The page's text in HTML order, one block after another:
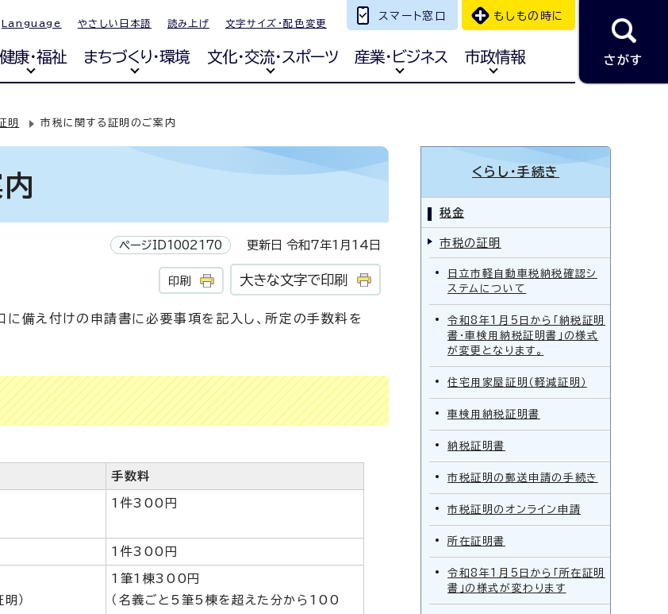
Language やさしい日本語 読み上げ 文字サイズ・配色変更
スマート窓口 もしもの時に
健康・福祉 まちづくり・環境 文化・交流・スポーツ 産業・ビジネス 市政情報 さがす
明 市税に関する証明のご案内
ページID1002170 更新日 令和7年1月14日
印刷 大きな文字で印刷
備え付けの申請書に必要事項を記入し、所定の手数料を
手数料
1件300円
1件300円
）
1筆1棟300円
（名義ごと5筆5棟を超えた分から100
くらし・手続き
税金
市税の証明
日立市軽自動車税納税確認シ
ステムについて
令和8年1月5日から「納税証明
書・車検用納税証明書」の様式
が変更となります。
住宅用家屋証明（軽減証明）
車検用納税証明書
納税証明書
市税証明の郵送申請の手続き
市税証明のオンライン申請
所在証明書
令和8年1月5日から「所在証明
書」の様式が変わります